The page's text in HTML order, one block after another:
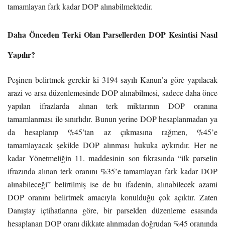
tamamlayan fark kadar DOP alınabilmektedir.
Daha Önceden Terki Olan Parsellerden DOP Kesintisi Nasıl
Yapılır?
Peşinen belirtmek gerekir ki 3194 sayılı Kanun’a göre yapılacak
arazi ve arsa düzenlemesinde DOP alınabilmesi, sadece daha önce
yapılan ifrazlarda alınan terk miktarının DOP oranına
tamamlanması ile sınırlıdır. Bunun yerine DOP hesaplanmadan ya
da hesaplanıp %45’tan az çıkmasına rağmen, %45’e
tamamlayacak şekilde DOP alınması hukuka aykırıdır. Her ne
kadar Yönetmeliğin 11. maddesinin son fıkrasında “ilk parselin
ifrazında alınan terk oranını %35’e tamamlayan fark kadar DOP
alınabileceği” belirtilmiş ise de bu ifadenin, alınabilecek azami
DOP oranını belirtmek amacıyla konulduğu çok açıktır. Zaten
Danıştay içtihatlarına göre, bir parselden düzenleme esasında
hesaplanan DOP oranı dikkate alınmadan doğrudan %45 oranında